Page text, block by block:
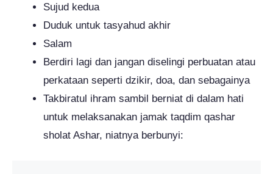
Sujud kedua
Duduk untuk tasyahud akhir
Salam
Berdiri lagi dan jangan diselingi perbuatan atau
perkataan seperti dzikir, doa, dan sebagainya
Takbiratul ihram sambil berniat di dalam hati
untuk melaksanakan jamak taqdim qashar
sholat Ashar, niatnya berbunyi: